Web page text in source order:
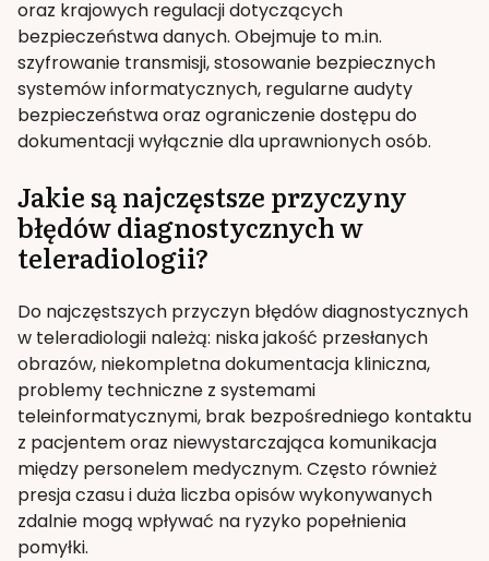
oraz krajowych regulacji dotyczących
bezpieczeństwa danych. Obejmuje to m.in.
szyfrowanie transmisji, stosowanie bezpiecznych
systemów informatycznych, regularne audyty
bezpieczeństwa oraz ograniczenie dostępu do
dokumentacji wyłącznie dla uprawnionych osób.
Jakie są najczęstsze przyczyny
błędów diagnostycznych w
teleradiologii?
Do najczęstszych przyczyn błędów diagnostycznych
w teleradiologii należą: niska jakość przesłanych
obrazów, niekompletna dokumentacja kliniczna,
problemy techniczne z systemami
teleinformatycznymi, brak bezpośredniego kontaktu
z pacjentem oraz niewystarczająca komunikacja
między personelem medycznym. Często również
presja czasu i duża liczba opisów wykonywanych
zdalnie mogą wpływać na ryzyko popełnienia
pomyłki.